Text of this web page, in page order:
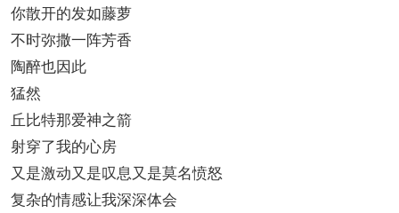
你散开的发如藤萝
不时弥撒一阵芳香
陶醉也因此
猛然
丘比特那爱神之箭
射穿了我的心房
又是激动又是叹息又是莫名愤怒
复杂的情感让我深深体会